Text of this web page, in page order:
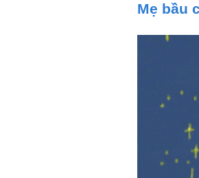
Mẹ bầu